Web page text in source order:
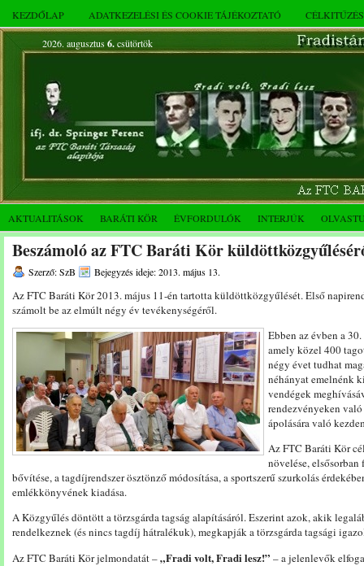
KEZDŐLAP ADATKEZELÉSI ÉS COOKIE TÁJÉKOZTATÓ
2026. augusztus 6.csütörtök
AKTUALITÁSOK BARÁTI KÖR ÉVFORDULÓK INTERJÚK
Beszámoló az FTC Baráti Kör
Szerző: SzB Bejegyzés ideje: 2013. május 13.
Az FTC Baráti Kör 2013. május 11-én tartotta küldöttközgyűlését. Első
számolt be az elmúlt négy év tevékenységéről.
Ebben az évben a
amely közel 400
négy évet tudhat
néhányat emelnénk
vendégek
rendezvényeken
ápolására való
Az FTC Baráti Kör
növelése,
bővítése, a tagdíjrendszer ösztönző módosítása, a sportszerű szurkolás
emlékkönyvének kiadása.
A Közgyűlés döntött a törzsgárda tagság alapításáról. Eszerint azok, akik
rendelkeznek (és nincs tagdíj hátralékuk), megkapják a törzsgárda tagsági
Az FTC Baráti Kör jelmondatát –„Fradi volt, Fradi lesz!” – a jelenlevők